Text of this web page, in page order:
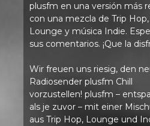
plusfm en una versión más
con una mezcla de Trip Hop,
Lounge y música Indie.
sus comentarios. ¡Que la
Wir freuen uns riesig, den
Radiosender plusfm Chill
vorzustellen! plusfm –
als je zuvor – mit einer
aus Trip Hop, Lounge und